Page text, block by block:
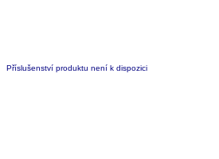
Příslušenství produktu není k dispozici